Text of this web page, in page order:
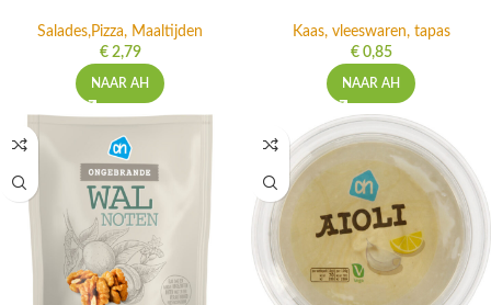
Salades,Pizza, Maaltijden
€2,79
NAAR AH
Kaas, vleeswaren, tapas
€0,85
NAAR AH